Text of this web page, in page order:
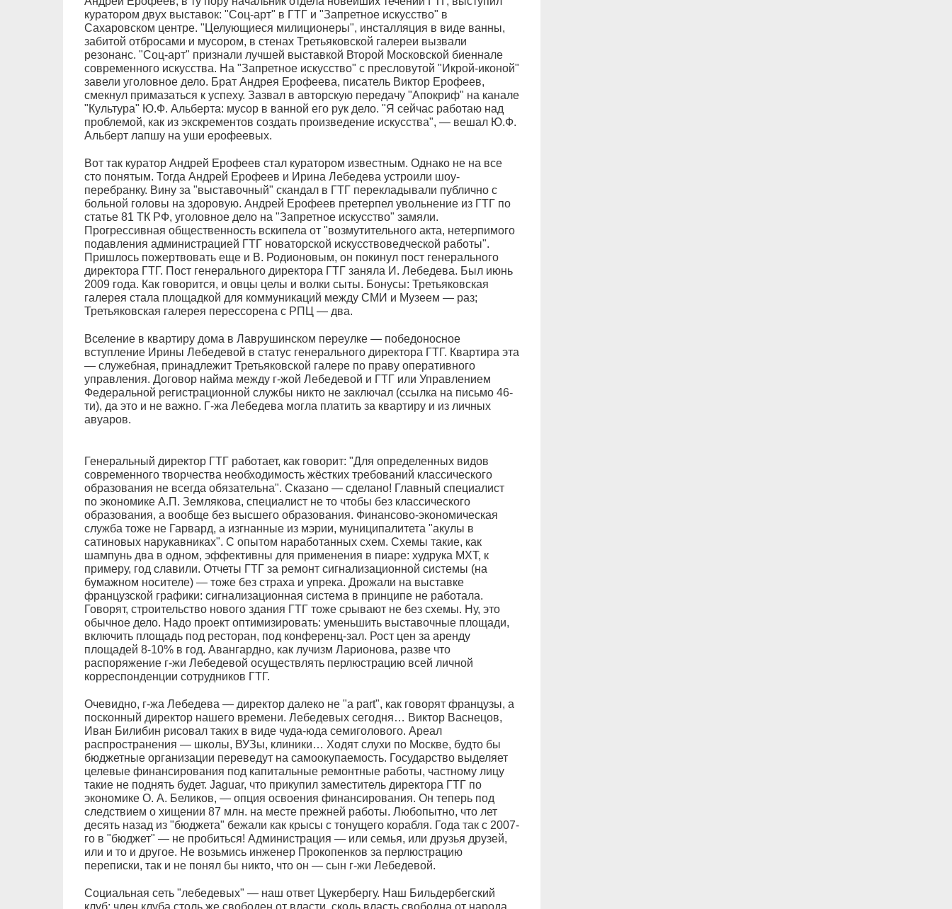
куратором двух выставок: "Соц-арт" в ГТГ и "Запретное искусство" в
Сахаровском центре. "Целующиеся милиционеры", инсталляция в виде ванны,
забитой отбросами и мусором, в стенах Третьяковской галереи вызвали
резонанс. "Соц-арт" признали лучшей выставкой Второй Московской биеннале
современного искусства. На "Запретное искусство" с пресловутой "Икрой-иконой"
завели уголовное дело. Брат Андрея Ерофеева, писатель Виктор Ерофеев,
смекнул примазаться к успеху. Зазвал в авторскую передачу "Апокриф" на канале
"Культура" Ю.Ф. Альберта: мусор в ванной его рук дело. "Я сейчас работаю над
проблемой, как из экскрементов создать произведение искусства", — вешал Ю.Ф.
Альберт лапшу на уши ерофеевых.
Вот так куратор Андрей Ерофеев стал куратором известным. Однако не на все
сто понятым. Тогда Андрей Ерофеев и Ирина Лебедева устроили шоу-
перебранку. Вину за "выставочный" скандал в ГТГ перекладывали публично с
больной головы на здоровую. Андрей Ерофеев претерпел увольнение из ГТГ по
статье 81 ТК РФ, уголовное дело на "Запретное искусство" замяли.
Прогрессивная общественность вскипела от "возмутительного акта, нетерпимого
подавления администрацией ГТГ новаторской искусствоведческой работы".
Пришлось пожертвовать еще и В. Родионовым, он покинул пост генерального
директора ГТГ. Пост генерального директора ГТГ заняла И. Лебедева. Был июнь
2009 года. Как говорится, и овцы целы и волки сыты. Бонусы: Третьяковская
галерея стала площадкой для коммуникаций между СМИ и Музеем — раз;
Третьяковская галерея перессорена с РПЦ — два.
Вселение в квартиру дома в Лаврушинском переулке — победоносное
вступление Ирины Лебедевой в статус генерального директора ГТГ. Квартира эта
— служебная, принадлежит Третьяковской галере по праву оперативного
управления. Договор найма между г-жой Лебедевой и ГТГ или Управлением
Федеральной регистрационной службы никто не заключал (ссылка на письмо 46-
ти), да это и не важно. Г-жа Лебедева могла платить за квартиру и из личных
авуаров.
Генеральный директор ГТГ работает, как говорит: "Для определенных видов
современного творчества необходимость жёстких требований классического
образования не всегда обязательна". Сказано — сделано! Главный специалист
по экономике А.П. Землякова, специалист не то чтобы без классического
образования, а вообще без высшего образования. Финансово-экономическая
служба тоже не Гарвард, а изгнанные из мэрии, муниципалитета "акулы в
сатиновых нарукавниках". С опытом наработанных схем. Схемы такие, как
шампунь два в одном, эффективны для применения в пиаре: худрука МХТ, к
примеру, год славили. Отчеты ГТГ за ремонт сигнализационной системы (на
бумажном носителе) — тоже без страха и упрека. Дрожали на выставке
французской графики: сигнализационная система в принципе не работала.
Говорят, строительство нового здания ГТГ тоже срывают не без схемы. Ну, это
обычное дело. Надо проект оптимизировать: уменьшить выставочные площади,
включить площадь под ресторан, под конференц-зал. Рост цен за аренду
площадей 8-10% в год. Авангардно, как лучизм Ларионова, разве что
распоряжение г-жи Лебедевой осуществлять перлюстрацию всей личной
корреспонденции сотрудников ГТГ.
Очевидно, г-жа Лебедева — директор далеко не "a part", как говорят французы, а
посконный директор нашего времени. Лебедевых сегодня… Виктор Васнецов,
Иван Билибин рисовал таких в виде чуда-юда семиголового. Ареал
распространения — школы, ВУЗы, клиники… Ходят слухи по Москве, будто бы
бюджетные организации переведут на самоокупаемость. Государство выделяет
целевые финансирования под капитальные ремонтные работы, частному лицу
такие не поднять будет. Jaguar, что прикупил заместитель директора ГТГ по
экономике О. А. Беликов, — опция освоения финансирования. Он теперь под
следствием о хищении 87 млн. на месте прежней работы. Любопытно, что лет
десять назад из "бюджета" бежали как крысы с тонущего корабля. Года так с 2007-
го в "бюджет" — не пробиться! Администрация — или семья, или друзья друзей,
или и то и другое. Не возьмись инженер Прокопенков за перлюстрацию
переписки, так и не понял бы никто, что он — сын г-жи Лебедевой.
Социальная сеть "лебедевых" — наш ответ Цукербергу. Наш Бильдербегский
клуб: член клуба столь же свободен от власти, сколь власть свободна от народа.